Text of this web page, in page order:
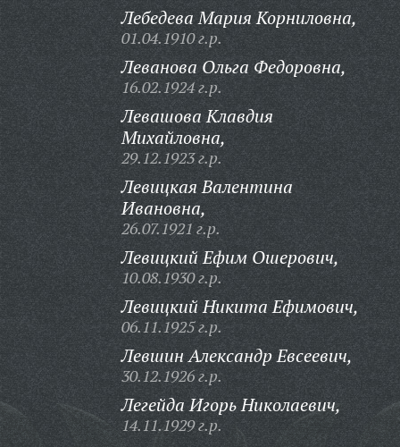
Лебедева Мария Корниловна,
01.04.1910 г.р.
Леванова Ольга Федоровна,
16.02.1924 г.р.
Левашова Клавдия
Михайловна,
29.12.1923 г.р.
Левицкая Валентина
Ивановна,
26.07.1921 г.р.
Левицкий Ефим Ошерович,
10.08.1930 г.р.
Левицкий Никита Ефимович,
06.11.1925 г.р.
Левшин Александр Евсеевич,
30.12.1926 г.р.
Легейда Игорь Николаевич,
14.11.1929 г.р.